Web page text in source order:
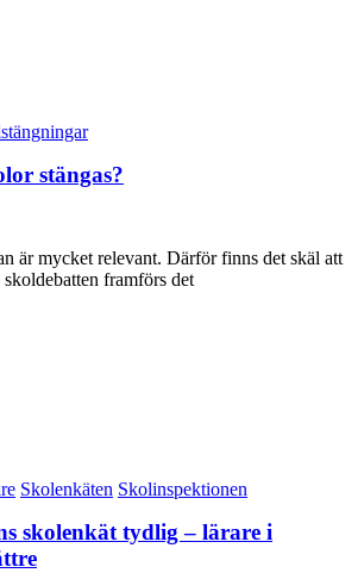
stängas?
är mycket relevant. Därför finns det skäl att
skoldebatten framförs det
Skolenkäten Skolinspektionen
skolenkät tydlig – lärare i